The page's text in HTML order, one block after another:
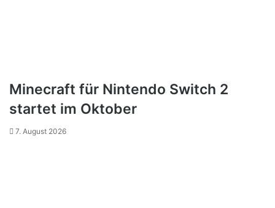
Minecraft für Nintendo Switch 2
startet im Oktober
7. August 2026